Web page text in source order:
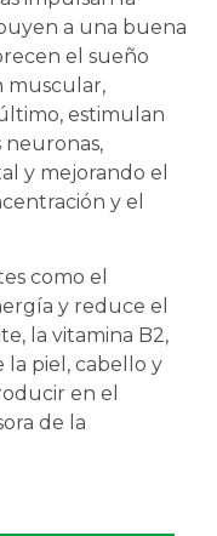
a una buena
el sueño
muscular,
estimulan
y mejorando el
y el
como el
y reduce el
la vitamina B2,
la piel, cabello y
en el
de la